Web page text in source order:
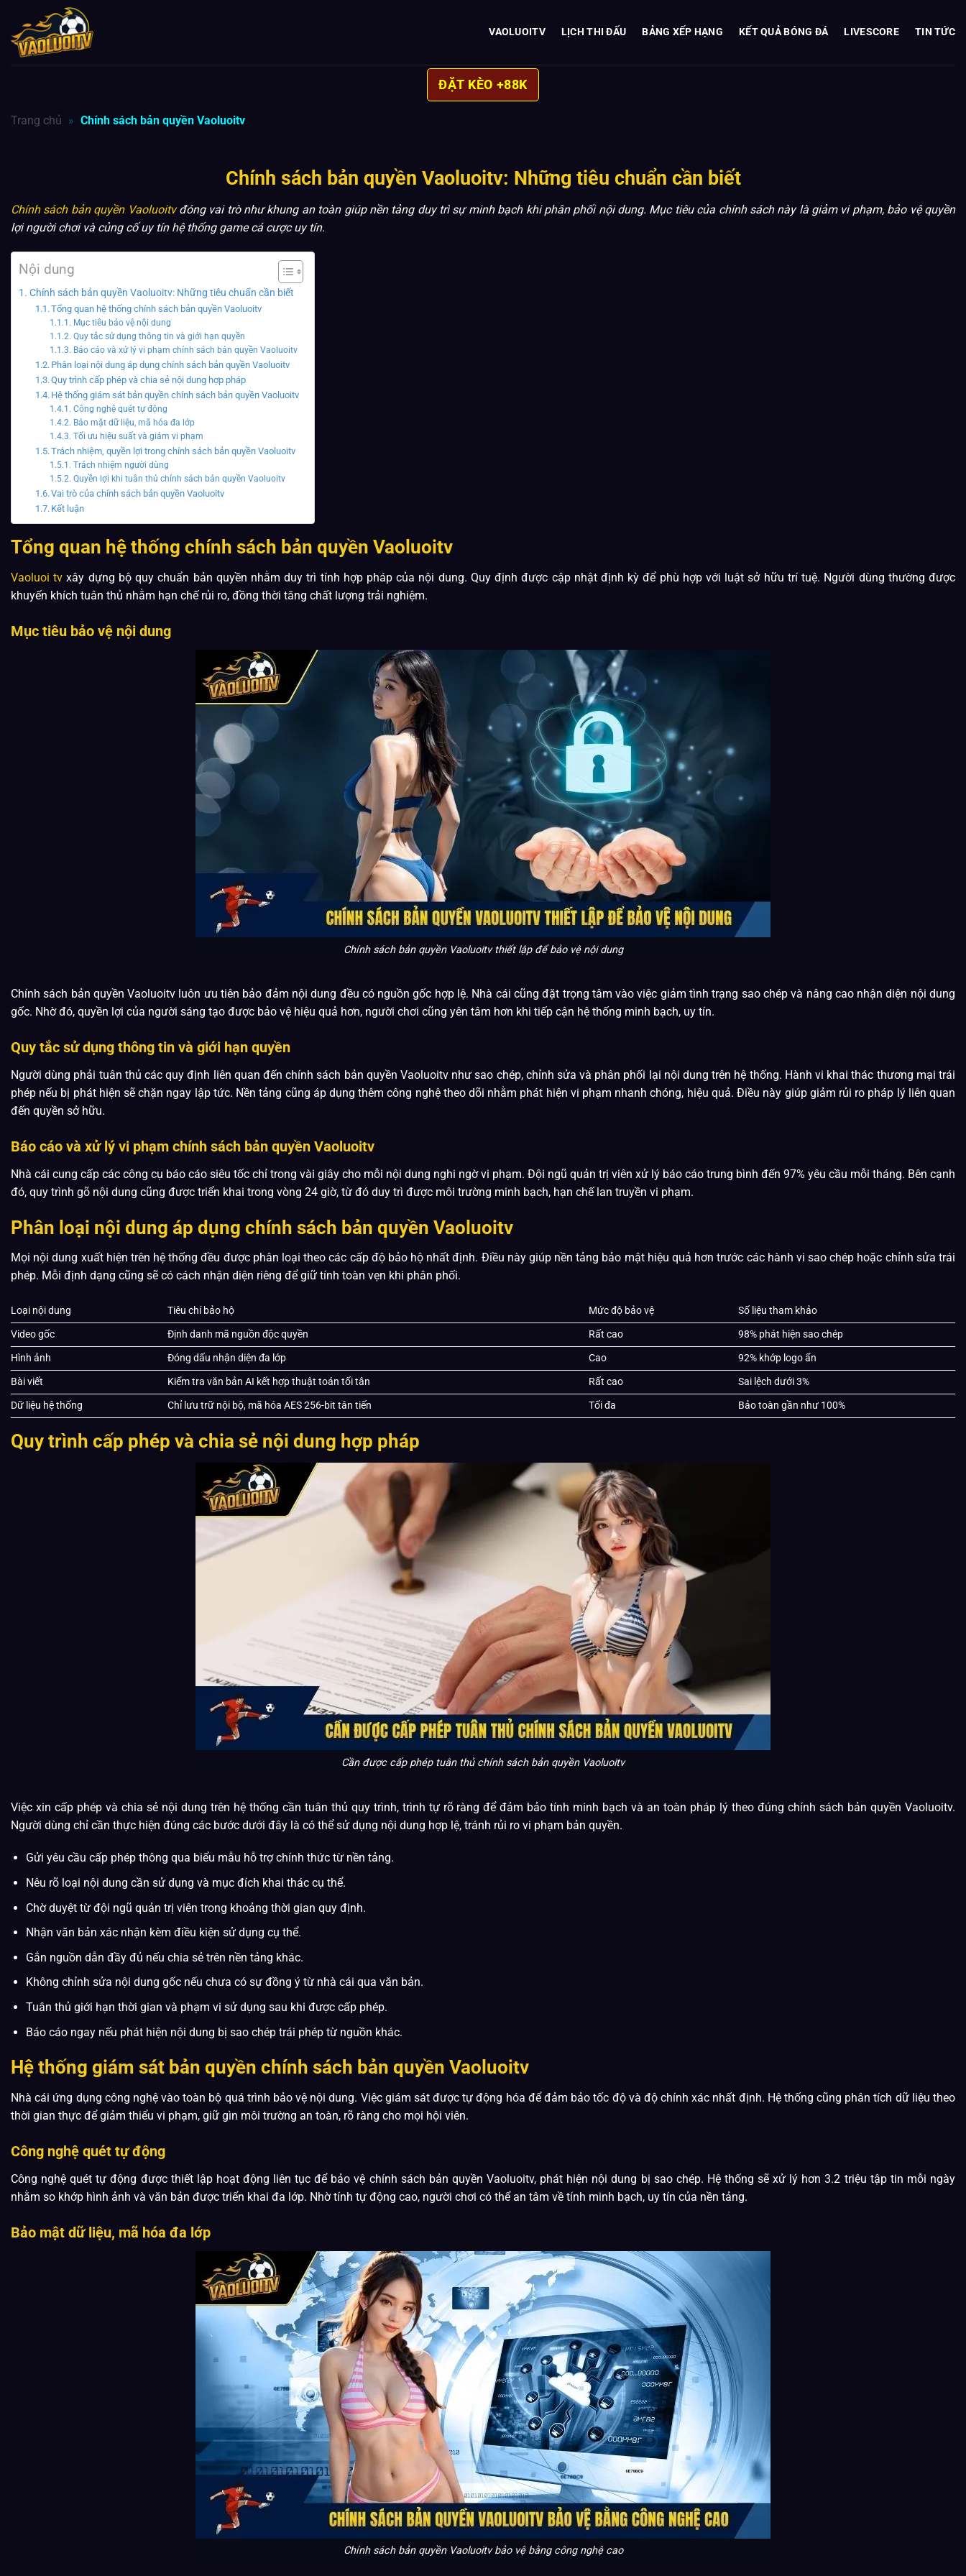
nội
dung
VAOLUOITV LỊCH THI ĐẤU BẢNG XẾP HẠNG KẾT QUẢ BÓNG ĐÁ LIVESCORE TIN TỨC
ĐẶT KÈO +88K
Trang chủ » Chính sách bản quyền Vaoluoitv
Chính sách bản quyền Vaoluoitv: Những tiêu chuẩn cần biết
Chính sách bản quyền Vaoluoitvđóng vai trò như khung an toàn giúp nền tảng duy trì sự minh bạch khi phân phối nội dung. Mục tiêu của chính sách này là giảm vi phạm, bảo vệ quyền
lợi người chơi và củng cố uy tín hệ thống game cá cược uy tín.
Nội dung
Chính sách bản quyền Vaoluoitv: Những tiêu chuẩn cần biết
Tổng quan hệ thống chính sách bản quyền Vaoluoitv
Mục tiêu bảo vệ nội dung
Quy tắc sử dụng thông tin và giới hạn quyền
Báo cáo và xử lý vi phạm chính sách bản quyền Vaoluoitv
Phân loại nội dung áp dụng chính sách bản quyền Vaoluoitv
Quy trình cấp phép và chia sẻ nội dung hợp pháp
Hệ thống giám sát bản quyền chính sách bản quyền Vaoluoitv
Công nghệ quét tự động
Bảo mật dữ liệu, mã hóa đa lớp
Tối ưu hiệu suất và giảm vi phạm
Trách nhiệm, quyền lợi trong chính sách bản quyền Vaoluoitv
Trách nhiệm người dùng
Quyền lợi khi tuân thủ chính sách bản quyền Vaoluoitv
Vai trò của chính sách bản quyền Vaoluoitv
Kết luận
Tổng quan hệ thống chính sách bản quyền Vaoluoitv
Vaoluoi tv xây dựng bộ quy chuẩn bản quyền nhằm duy trì tính hợp pháp của nội dung. Quy định được cập nhật định kỳ để phù hợp với luật sở hữu trí tuệ. Người dùng thường được
khuyến khích tuân thủ nhằm hạn chế rủi ro, đồng thời tăng chất lượng trải nghiệm.
Mục tiêu bảo vệ nội dung
Chính sách bản quyền Vaoluoitv thiết lập để bảo vệ nội dung
Chính sách bản quyền Vaoluoitv luôn ưu tiên bảo đảm nội dung đều có nguồn gốc hợp lệ. Nhà cái cũng đặt trọng tâm vào việc giảm tình trạng sao chép và nâng cao nhận diện nội dung
gốc. Nhờ đó, quyền lợi của người sáng tạo được bảo vệ hiệu quả hơn, người chơi cũng yên tâm hơn khi tiếp cận hệ thống minh bạch, uy tín.
Quy tắc sử dụng thông tin và giới hạn quyền
Người dùng phải tuân thủ các quy định liên quan đến chính sách bản quyền Vaoluoitv như sao chép, chỉnh sửa và phân phối lại nội dung trên hệ thống. Hành vi khai thác thương mại trái
phép nếu bị phát hiện sẽ chặn ngay lập tức. Nền tảng cũng áp dụng thêm công nghệ theo dõi nhằm phát hiện vi phạm nhanh chóng, hiệu quả. Điều này giúp giảm rủi ro pháp lý liên quan
đến quyền sở hữu.
Báo cáo và xử lý vi phạm chính sách bản quyền Vaoluoitv
Nhà cái cung cấp các công cụ báo cáo siêu tốc chỉ trong vài giây cho mỗi nội dung nghi ngờ vi phạm. Đội ngũ quản trị viên xử lý báo cáo trung bình đến 97% yêu cầu mỗi tháng. Bên cạnh
đó, quy trình gõ nội dung cũng được triển khai trong vòng 24 giờ, từ đó duy trì được môi trường minh bạch, hạn chế lan truyền vi phạm.
Phân loại nội dung áp dụng chính sách bản quyền Vaoluoitv
Mọi nội dung xuất hiện trên hệ thống đều được phân loại theo các cấp độ bảo hộ nhất định. Điều này giúp nền tảng bảo mật hiệu quả hơn trước các hành vi sao chép hoặc chỉnh sửa trái
phép. Mỗi định dạng cũng sẽ có cách nhận diện riêng để giữ tính toàn vẹn khi phân phối.
Loại nội dung Tiêu chí bảo hộ Mức độ bảo vệ
Số liệu tham khảo
Video gốc
Định danh mã nguồn độc quyền Rất cao
98% phát hiện sao chép
Hình ảnh
Đóng dấu nhận diện đa lớp Cao
92% khớp logo ẩn
Bài viết
Kiểm tra văn bản AI kết hợp thuật toán tối tân Rất cao
Sai lệch dưới 3%
Dữ liệu hệ thống
Chỉ lưu trữ nội bộ, mã hóa AES 256-bit tân tiến Tối đa Bảo toàn gần như 100%
Quy trình cấp phép và chia sẻ nội dung hợp pháp
Cần được cấp phép tuân thủ chính sách bản quyền Vaoluoitv
Việc xin cấp phép và chia sẻ nội dung trên hệ thống cần tuân thủ quy trình, trình tự rõ ràng để đảm bảo tính minh bạch và an toàn pháp lý theo đúng chính sách bản quyền Vaoluoitv.
Người dùng chỉ cần thực hiện đúng các bước dưới đây là có thể sử dụng nội dung hợp lệ, tránh rủi ro vi phạm bản quyền.
Gửi yêu cầu cấp phép thông qua biểu mẫu hỗ trợ chính thức từ nền tảng.
Nêu rõ loại nội dung cần sử dụng và mục đích khai thác cụ thể.
Chờ duyệt từ đội ngũ quản trị viên trong khoảng thời gian quy định.
Nhận văn bản xác nhận kèm điều kiện sử dụng cụ thể.
Gắn nguồn dẫn đầy đủ nếu chia sẻ trên nền tảng khác.
Không chỉnh sửa nội dung gốc nếu chưa có sự đồng ý từ nhà cái qua văn bản.
Tuân thủ giới hạn thời gian và phạm vi sử dụng sau khi được cấp phép.
Báo cáo ngay nếu phát hiện nội dung bị sao chép trái phép từ nguồn khác.
Hệ thống giám sát bản quyền chính sách bản quyền Vaoluoitv
Nhà cái ứng dụng công nghệ vào toàn bộ quá trình bảo vệ nội dung. Việc giám sát được tự động hóa để đảm bảo tốc độ và độ chính xác nhất định. Hệ thống cũng phân tích dữ liệu theo
thời gian thực để giảm thiểu vi phạm, giữ gìn môi trường an toàn, rõ ràng cho mọi hội viên.
Công nghệ quét tự động
Công nghệ quét tự động được thiết lập hoạt động liên tục để bảo vệ chính sách bản quyền Vaoluoitv, phát hiện nội dung bị sao chép. Hệ thống sẽ xử lý hơn 3.2 triệu tập tin mỗi ngày
nhằm so khớp hình ảnh và văn bản được triển khai đa lớp. Nhờ tính tự động cao, người chơi có thể an tâm về tính minh bạch, uy tín của nền tảng.
Bảo mật dữ liệu, mã hóa đa lớp
Chính sách bản quyền Vaoluoitv bảo vệ bằng công nghệ cao